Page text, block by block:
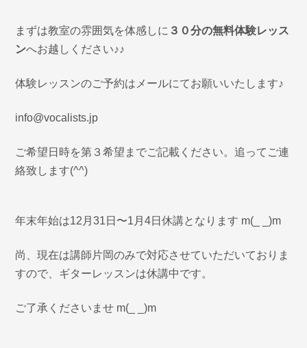
まずは教室の雰囲気を体感しに ３０分の無料体験レッス
ンへお越しください♪♪
体験レッスンのご予約はメールにてお願いいたします♪
info@vocalists.jp
ご希望日時を第３希望までご記載ください。追ってご連
絡致します(^^)
年末年始は12月31日〜1月4日休講となります m(_ _)m
尚、現在は講師片岡のみで対応させていただいておりま
すので、ギターレッスンは休講中です。
ご了承くださいませ m(_ _)m